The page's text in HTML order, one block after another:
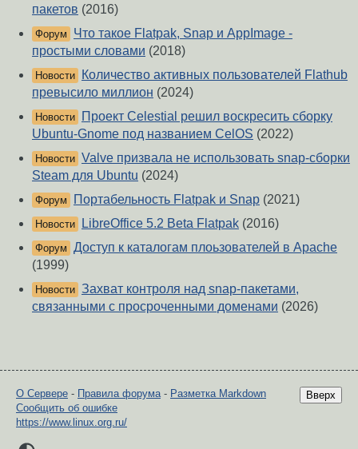
пакетов (2016)
Форум
Что такое Flatpak, Snap и AppImage -
простыми словами (2018)
Новости
Количество активных пользователей Flathub
превысило миллион (2024)
Новости
Проект Celestial решил воскресить сборку
Ubuntu-Gnome под названием CelOS (2022)
Новости Valve призвала не использовать snap-сборки
Steam для Ubuntu (2024)
Форум Портабельность Flatpak и Snap (2021)
Новости LibreOffice 5.2 Beta Flatpak (2016)
Форум Доступ к каталогам плоьзователей в Apache
(1999)
Новости Захват контроля над snap-пакетами,
связанными с просроченными доменами (2026)
Вверх
О Сервере - Правила форума- Разметка Markdown
Сообщить об ошибке
https://www.linux.org.ru/